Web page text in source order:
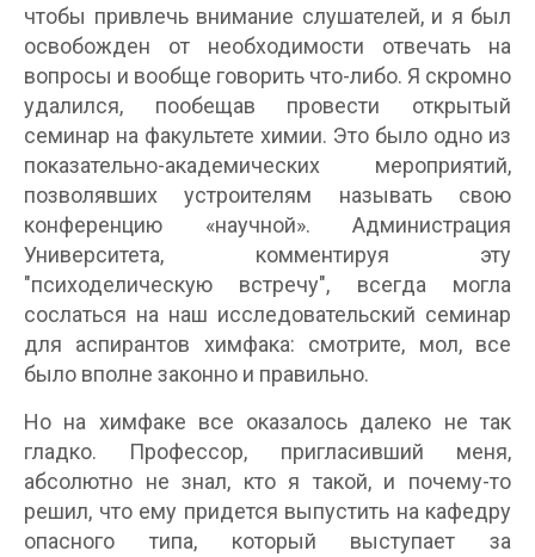
чтобы привлечь внимание слушателей, и я был
освобожден от необходимости отвечать на
вопросы и вообще говорить что-либо. Я скромно
удалился, пообещав провести открытый
семинар на факультете химии. Это было одно из
показательно-академических мероприятий,
позволявших устроителям называть свою
конференцию «научной». Администрация
Университета, комментируя эту
"психоделическую встречу", всегда могла
сослаться на наш исследовательский семинар
для аспирантов химфака: смотрите, мол, все
было вполне законно и правильно.
Но на химфаке все оказалось далеко не так
гладко. Профессор, пригласивший меня,
абсолютно не знал, кто я такой, и почему-то
решил, что ему придется выпустить на кафедру
опасного типа, который выступает за